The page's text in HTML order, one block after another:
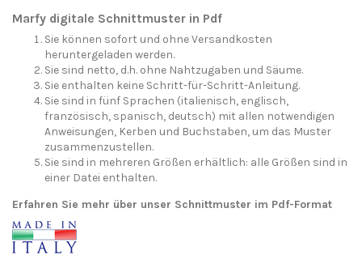
Marfy digitale Schnittmuster in Pdf
Sie können sofort und ohne Versandkosten
heruntergeladen werden.
Sie sind netto, d.h. ohne Nahtzugaben und Säume.
Sie enthalten keine Schritt-für-Schritt-Anleitung.
Sie sind in fünf Sprachen (italienisch, englisch,
französisch, spanisch, deutsch) mit allen notwendigen
Anweisungen, Kerben und Buchstaben, um das Muster
zusammenzustellen.
Sie sind in mehreren Größen erhältlich: alle Größen sind in
einer Datei enthalten.
Erfahren Sie mehr über unser Schnittmuster im Pdf-Format